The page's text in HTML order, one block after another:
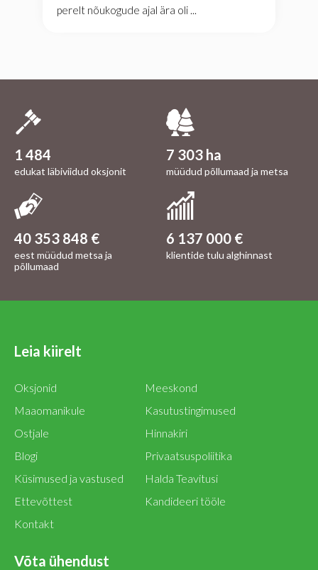
perelt nõukogude ajal ära oli ...
1 484
edukat läbiviidud oksjonit
7 303 ha
müüdud põllumaad ja metsa
40 353 848 €
eest müüdud metsa ja
põllumaad
6 137 000 €
klientide tulu alghinnast
Leia kiirelt
Oksjonid
Maaomanikule
Ostjale
Blogi
Küsimused ja vastused
Ettevõttest
Kontakt
Meeskond
Kasutustingimused
Hinnakiri
Privaatsuspoliitika
Halda Teavitusi
Kandideeri tööle
Võta ühendust